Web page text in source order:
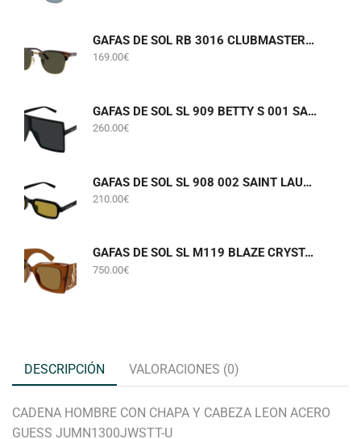
GAFAS DE SOL RB 3016 CLUBMASTER W0366 RAY-BAN
169.00€
GAFAS DE SOL SL 909 BETTY S 001 SAINT LAURENT
260.00€
GAFAS DE SOL SL 908 002 SAINT LAURENT
210.00€
GAFAS DE SOL SL M119 BLAZE CRYSTAL 002 SAINT LAURENT
750.00€
DESCRIPCIÓN VALORACIONES (0)
CADENA HOMBRE CON CHAPA Y CABEZA LEON ACERO
GUESS JUMN1300JWSTT-U